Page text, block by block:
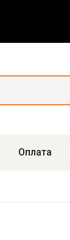
Оплата